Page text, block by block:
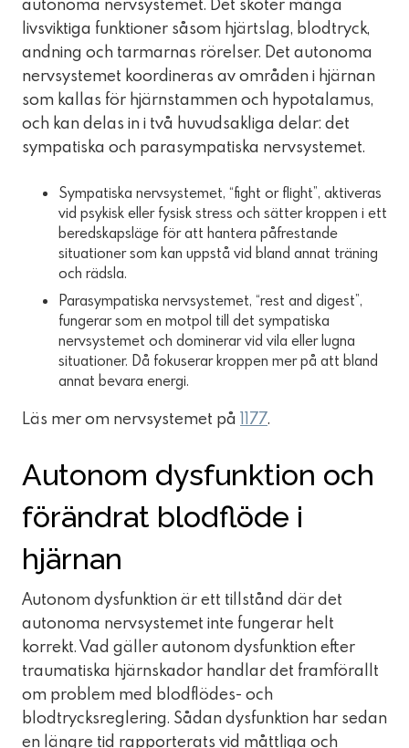
livsviktiga funktioner såsom hjärtslag, blodtryck,
andning och tarmarnas rörelser. Det autonoma
nervsystemet koordineras av områden i hjärnan
som kallas för hjärnstammen och hypotalamus,
och kan delas in i två huvudsakliga delar: det
sympatiska och parasympatiska nervsystemet.
Sympatiska nervsystemet, “fight or flight”, aktiveras
vid psykisk eller fysisk stress och sätter kroppen i ett
beredskapsläge för att hantera påfrestande
situationer som kan uppstå vid bland annat träning
och rädsla.
Parasympatiska nervsystemet, “rest and digest”,
fungerar som en motpol till det sympatiska
nervsystemet och dominerar vid vila eller lugna
situationer. Då fokuserar kroppen mer på att bland
annat bevara energi.
Läs mer om nervsystemet på 1177.
Autonom dysfunktion och
förändrat blodflöde i
hjärnan
Autonom dysfunktion är ett tillstånd där det
autonoma nervsystemet inte fungerar helt
korrekt. Vad gäller autonom dysfunktion efter
traumatiska hjärnskador handlar det framförallt
om problem med blodflödes- och
blodtrycksreglering. Sådan dysfunktion har sedan
en längre tid rapporterats vid måttliga och